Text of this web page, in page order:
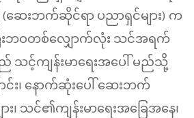
(ဆေးဘက်ဆိုင်ရာ ပညာရှင်များ) က
ဘဝတစ်လျှောက်လုံး သင်အရက်
သင့်ကျန်းမာရေးအပေါ် မည်သို့
း၊ နောက်ဆုံးပေါ် ဆေးဘက်
၊ သင်၏ကျန်းမာရေးအခြေအနေ၊